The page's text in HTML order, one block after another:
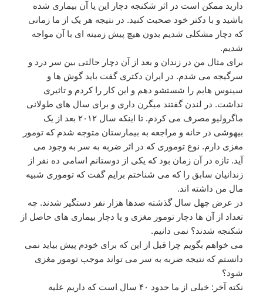
دارید ممکن است در اثر شکنجه دچار این یا آن بیماری شده
باشید و با دکتر خود صحبت کنید. در نتیجه هر یک از ما زمانی
که دچار مشکلی شدیم بدون هیچ پیش زمینه ای با آن مواجه
شدیم.
برای مثال من در زندان و بعد از آن دچار حالتی بین سر درد و
سرگیجه می شدم. در ایران دکتری گفت باید گوش ها و
سینوس هایم را شستشو دهم و این کار را کردم و تاثیری
نداشت. در لندن گفتند میگرن داری و برای سال های طولانی
ماگرولیو مصرف می کردم. تا اینکه سال ۲۰۱۲ بعد از یک
بیهوشی در خانه و مراجعه به بیمارستان متوجه شدم که تومور
مغزی دارم. نوع توموری که در اثر ضربه به سر به وجود می
آید. تازه در آن زمان بود که یکی از دوستانم اسامی ده نفر از
زندانیان سابق را که می شناختم برایم گفت که توموری شبیه
مال من داشته اند.
در عرض چهل سال گذشته صدها هزار نفر دستگیر شدند. چه
تعداد از آن ها دچار تومور مغزی و یا دچار بیماری های حاصل از
شکنجه شدند؟‌ نمی دانیم.
می خواهم بگویم چرا قبل از این که برای خودم پیش بیاید نمی
دانستم که نتیجه ضربه به سر می تواند موجب تومور مغزی
شود؟
نکته آخر: خیلی از ما حدود ۴۰ سال است که داریم علیه